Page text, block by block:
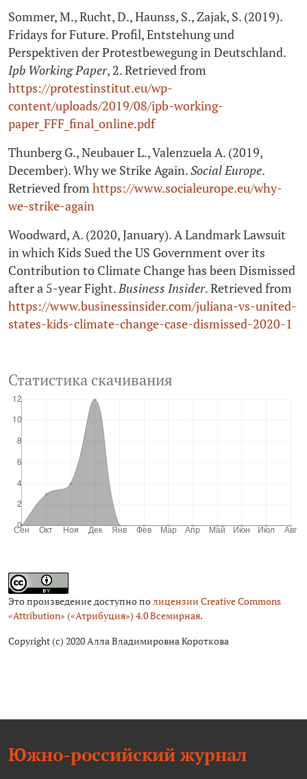
Это произведение доступно полицензии Creative Commons
«Attribution» («Атрибуция») 4.0 Всемирная.
Copyright (c) 2020 Алла Владимировна Короткова
Sommer, M., Rucht, D., Haunss, S., Zajak, S. (2019).
Fridays for Future. Profil, Entstehung und
Perspektiven der Protestbewegung in Deutschland.
Ipb Working Paper, 2. Retrieved from
https://protestinstitut.eu/wp-
content/uploads/2019/08/ipb-working-
paper_FFF_final_online.pdf
Thunberg G., Neubauer L., Valenzuela A. (2019,
December). Why we Strike Again.Social Europe.
Retrieved from https://www.socialeurope.eu/why-
we-strike-again
Woodward, A. (2020, January). A Landmark Lawsuit
in which Kids Sued the US Government over its
Contribution to Climate Change has been Dismissed
after a 5‑year Fight.Business Insider. Retrieved from
https://www.businessinsider.com/juliana-vs-united-
states-kids-climate-change-case-dismissed‑2020-1
Статистика скачивания
Южно-российский журнал